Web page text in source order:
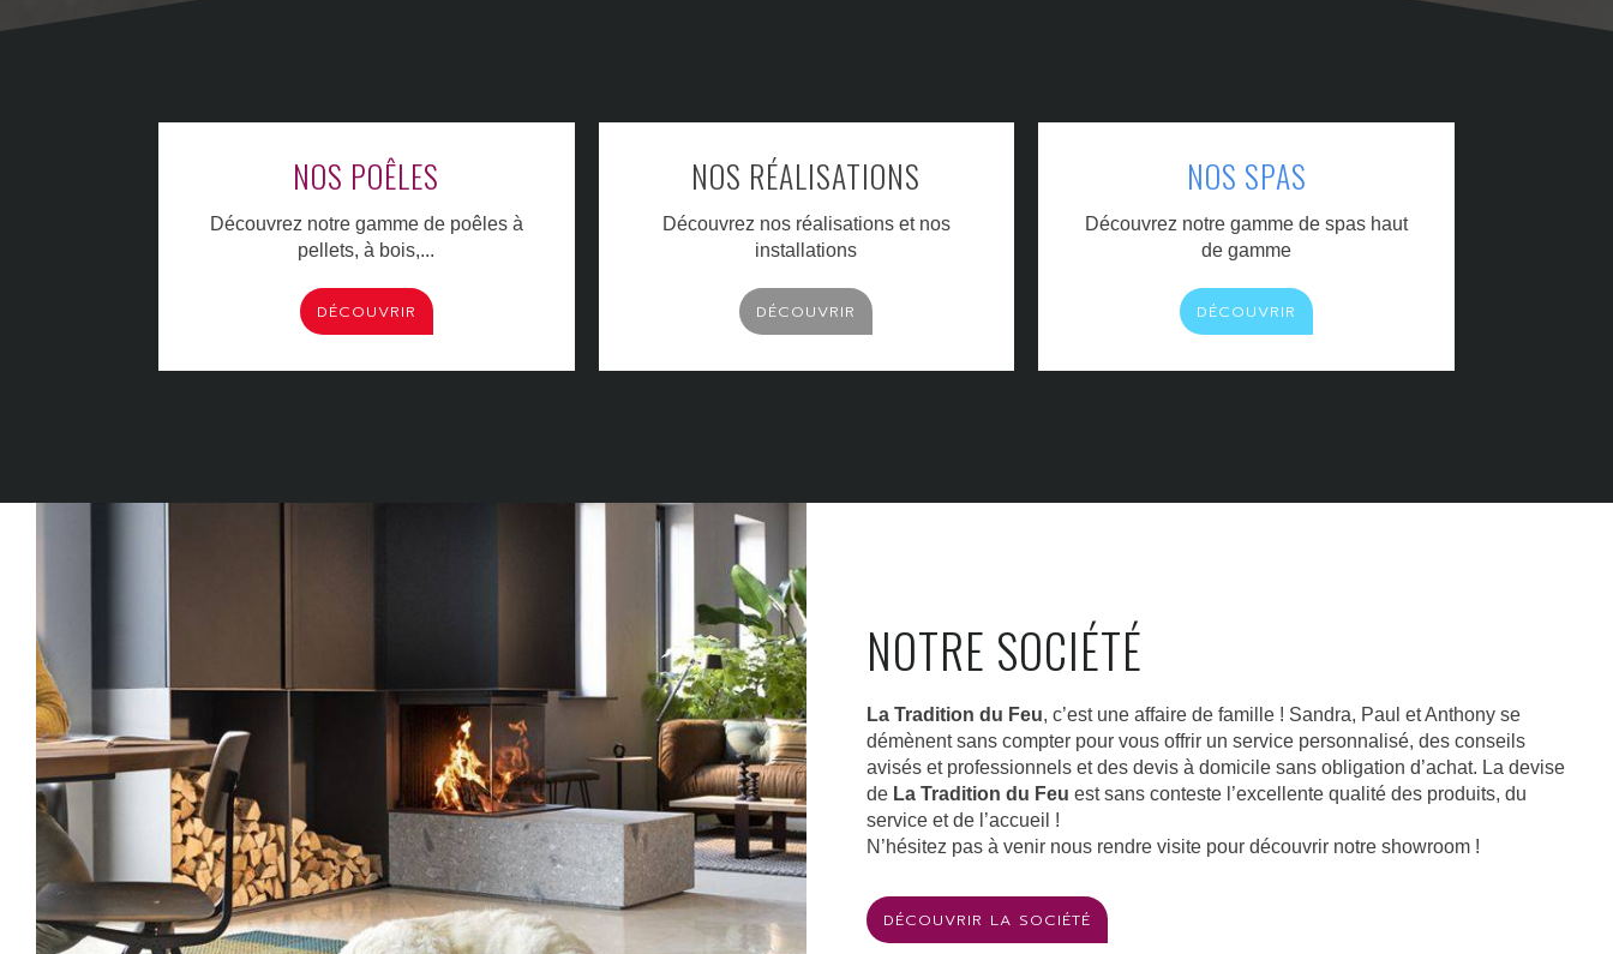
NOS POÊLES
Découvrez notre gamme de poêles à
pellets, à bois,...
DÉCOUVRIR
NOS RÉALISATIONS
Découvrez nos réalisations et nos
installations
DÉCOUVRIR
NOS SPAS
Découvrez notre gamme de spas haut
de gamme
DÉCOUVRIR
NOTRE SOCIÉTÉ
La Tradition du Feu, c’est une affaire de famille ! Sandra, Paul et Anthony se
démènent sans compter pour vous offrir un service personnalisé, des conseils
avisés et professionnels et des devis à domicile sans obligation d’achat. La devise
de La Tradition du Feu est sans conteste l’excellente qualité des produits, du
service et de l’accueil !
N’hésitez pas à venir nous rendre visite pour découvrir notre showroom !
DÉCOUVRIR LA SOCIÉTÉ